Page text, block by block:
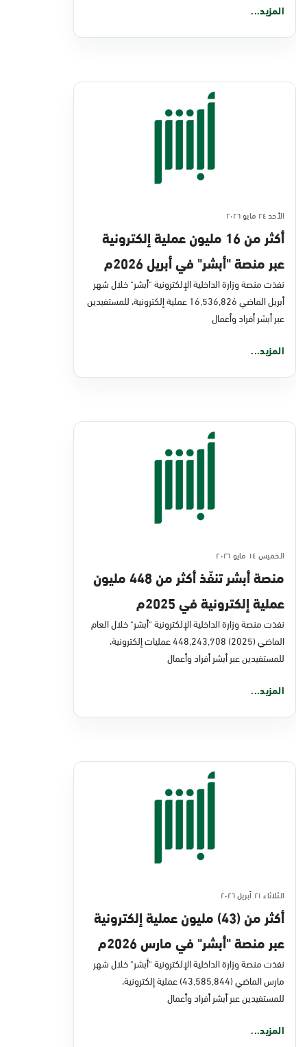
المزيد...
الأحد ٢٤ مايو ٢٠٢٦
أكثر من 16 مليون عملية إلكترونية
عبر منصة "أبشر" في أبريل 2026م
نفذت منصة وزارة الداخلية الإلكترونية "أبشر" خلال شهر
أبريل الماضي 16,536,826 عملية إلكترونية، للمستفيدين
عبر أبشر أفراد وأعمال
المزيد...
الخميس ١٤ مايو ٢٠٢٦
منصة أبشر تنفّذ أكثر من 448 مليون
عملية إلكترونية في 2025م
نفذت منصة وزارة الداخلية الإلكترونية "أبشر" خلال العام
الماضي (2025) 448,243,708 عمليات إلكترونية،
للمستفيدين عبر أبشر أفراد وأعمال
المزيد...
الثلاثاء ٢١ أبريل ٢٠٢٦
أكثر من (43) مليون عملية إلكترونية
عبر منصة "أبشر" في مارس 2026م
نفذت منصة وزارة الداخلية الإلكترونية "أبشر" خلال شهر
مارس الماضي (43,585,844) عملية إلكترونية،
للمستفيدين عبر أبشر أفراد وأعمال
المزيد...